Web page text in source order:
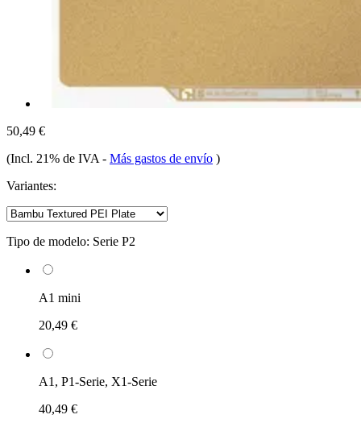
50,49 €
(Incl. 21% de IVA - Más gastos de envío )
Variantes:
Tipo de modelo: Serie P2
A1 mini
20,49 €
A1, P1-Serie, X1-Serie
40,49 €